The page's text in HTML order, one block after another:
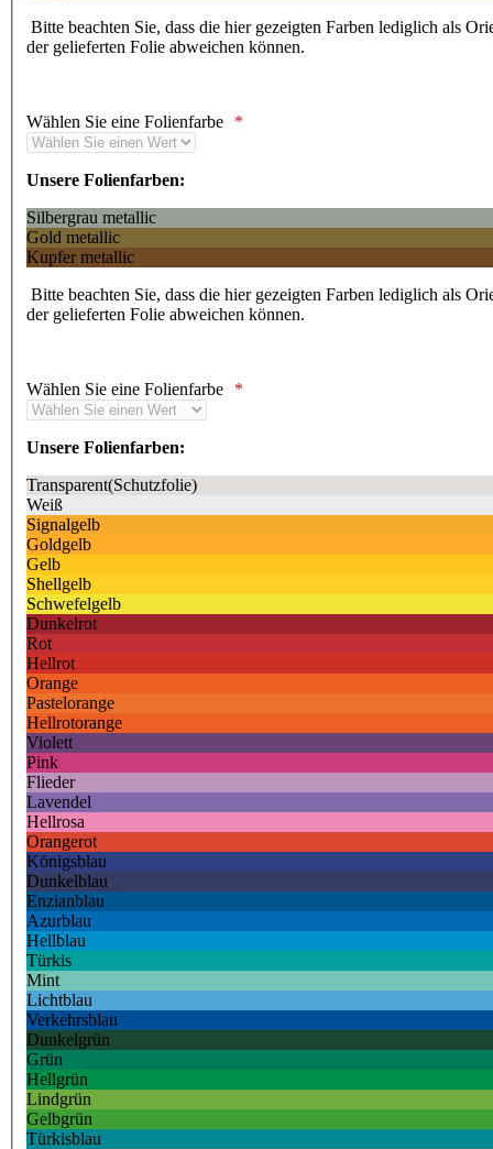
Bitte beachten Sie, dass die hier gezeigten Farben lediglich als
der gelieferten Folie abweichen können.
Wählen Sie eine Folienfarbe
Unsere Folienfarben:
Silbergrau metallic
Gold metallic
Kupfer metallic
Bitte beachten Sie, dass die hier gezeigten Farben lediglich als
der gelieferten Folie abweichen können.
Wählen Sie eine Folienfarbe
Unsere Folienfarben:
Transparent(Schutzfolie)
Weiß
Signalgelb
Goldgelb
Gelb
Shellgelb
Schwefelgelb
Dunkelrot
Rot
Hellrot
Orange
Pastelorange
Hellrotorange
Violett
Pink
Flieder
Lavendel
Hellrosa
Orangerot
Königsblau
Dunkelblau
Enzianblau
Azurblau
Hellblau
Türkis
Mint
Lichtblau
Verkehrsblau
Dunkelgrün
Grün
Hellgrün
Lindgrün
Gelbgrün
Türkisblau